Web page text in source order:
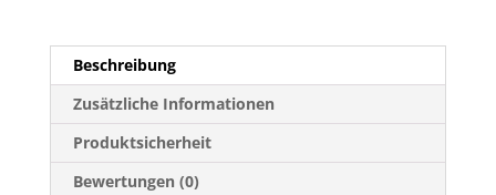
Beschreibung
Zusätzliche Informationen
Produktsicherheit
Bewertungen (0)